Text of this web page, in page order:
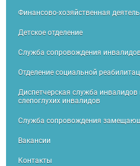
Финансово-хозяйственная
Детское отделение
Служба сопровождения
Отделение социальной
Диспетчерская служба
слепоглухих инвалидов
Служба сопровождения
Вакансии
Контакты